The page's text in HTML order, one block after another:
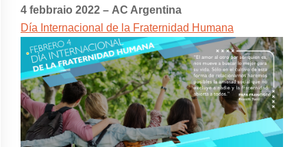
4 febbraio 2022 – AC Argentina
Día Internacional de la Fraternidad Humana